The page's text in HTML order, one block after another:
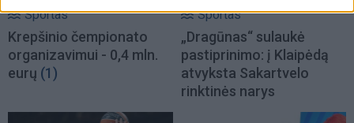
Sportas
Krepšinio čempionato
organizavimui - 0,4 mln.
eurų (1)
Sportas
„Dragūnas“ sulaukė
pastiprinimo: į Klaipėdą
atvyksta Sakartvelo
rinktinės narys